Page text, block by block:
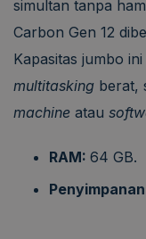
simultan tanpa
Carbon Gen 12
Kapasitas jumbo
multitasking berat,
machine atau
RAM: 64 GB.